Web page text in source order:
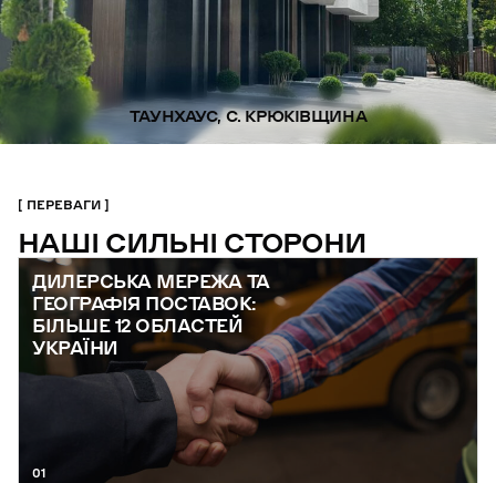
ТАУНХАУС, С. КРЮКІВЩИНА
ПЕРЕВАГИ
НАШІ СИЛЬНІ СТОРОНИ
ДИЛЕРСЬКА МЕРЕЖА ТА
ГЕОГРАФІЯ ПОСТАВОК:
БІЛЬШЕ 12 ОБЛАСТЕЙ
УКРАЇНИ
01